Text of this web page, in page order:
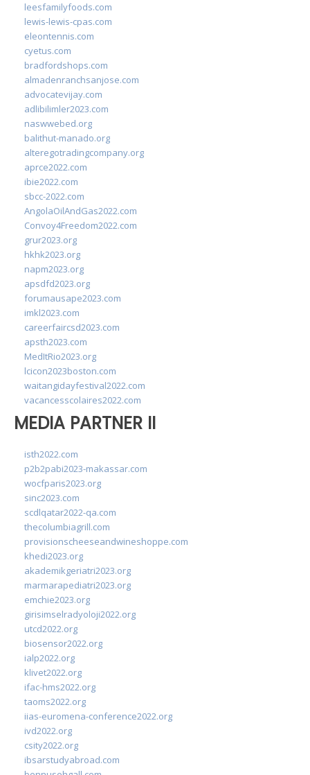
leesfamilyfoods.com
lewis-lewis-cpas.com
eleontennis.com
cyetus.com
bradfordshops.com
almadenranchsanjose.com
advocatevijay.com
adlibilimler2023.com
naswwebed.org
balithut-manado.org
alteregotradingcompany.org
aprce2022.com
ibie2022.com
sbcc-2022.com
AngolaOilAndGas2022.com
Convoy4Freedom2022.com
grur2023.org
hkhk2023.org
napm2023.org
apsdfd2023.org
forumausape2023.com
imkl2023.com
careerfaircsd2023.com
apsth2023.com
MedItRio2023.org
lcicon2023boston.com
waitangidayfestival2022.com
vacancesscolaires2022.com
MEDIA PARTNER II
isth2022.com
p2b2pabi2023-makassar.com
wocfparis2023.org
sinc2023.com
scdlqatar2022-qa.com
thecolumbiagrill.com
provisionscheeseandwineshoppe.com
khedi2023.org
akademikgeriatri2023.org
marmarapediatri2023.org
emchie2023.org
girisimselradyoloji2022.org
utcd2022.org
biosensor2022.org
ialp2022.org
klivet2022.org
ifac-hms2022.org
taoms2022.org
iias-euromena-conference2022.org
ivd2022.org
csity2022.org
ibsarstudyabroad.com